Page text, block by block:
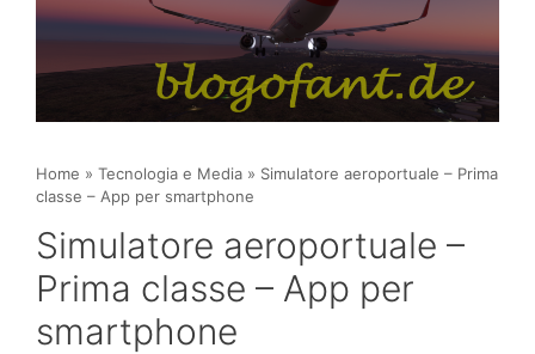
Home » Tecnologia e Media » Simulatore aeroportuale – Prima
classe – App per smartphone
Simulatore aeroportuale –
Prima classe – App per
smartphone